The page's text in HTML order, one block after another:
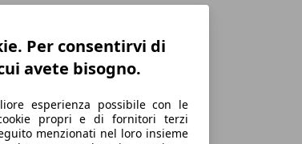
Per consentirvi di
avete bisogno.
esperienza possibile con le
propri e di fornitori terzi
menzionati nel loro insieme